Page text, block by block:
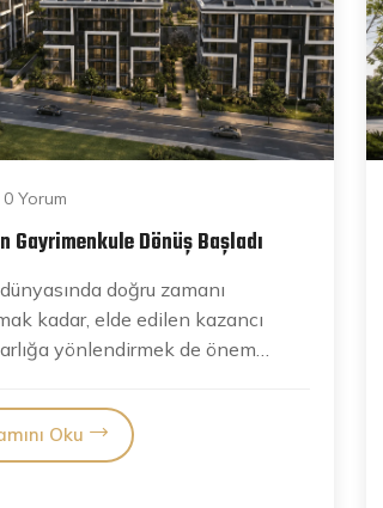
0 Yorum
Gayrimenkule Dönüş Başladı
dünyasında doğru zamanı
kadar, elde edilen kazancı
yönlendirmek de önem
Oku